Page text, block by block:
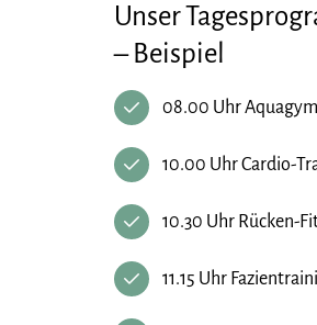
Unser
– Beispiel
08.00 Uhr
10.00 Uhr Cardio-
10.30 Uhr Rücken-
11.15 Uhr